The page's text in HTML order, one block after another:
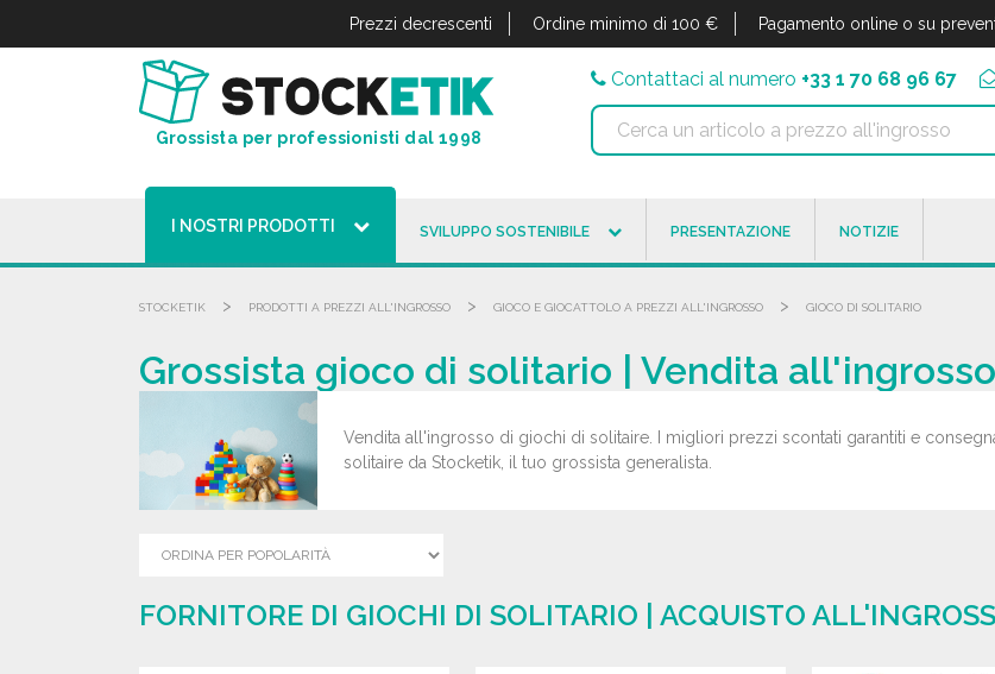
Prezzi decrescenti Ordine minimo di 100 € Pagamento online o su
Grossista per professionisti dal 1998
Contattaci al numero +33 1 70 68 96 67
I NOSTRI PRODOTTI SVILUPPO SOSTENIBILE PRESENTAZIONE NOTIZIE
STOCKETIK > PRODOTTI A PREZZI ALL'INGROSSO > GIOCO E GIOCATTOLO A PREZZI ALL'INGROSSO > GIOCO DI SOLITARIO
Grossista gioco di solitario | Vendita all'ingrosso
Vendita all'ingrosso di giochi di solitaire. I migliori prezzi scontati garantiti e
solitaire da Stocketik, il tuo grossista generalista.
FORNITORE DI GIOCHI DI SOLITARIO | ACQUISTO